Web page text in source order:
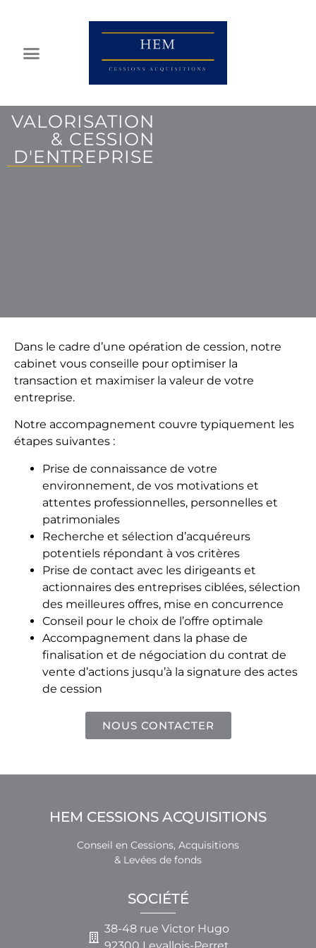
VALORISATION
& CESSION
D'ENTREPRISE
Dans le cadre d’une opération de cession, notre
cabinet vous conseille pour optimiser la
transaction et maximiser la valeur de votre
entreprise.
Notre accompagnement couvre typiquement les
étapes suivantes :
Prise de connaissance de votre
environnement, de vos motivations et
attentes professionnelles, personnelles et
patrimoniales
Recherche et sélection d’acquéreurs
potentiels répondant à vos critères
Prise de contact avec les dirigeants et
actionnaires des entreprises ciblées, sélection
des meilleures offres, mise en concurrence
Conseil pour le choix de l’offre optimale
Accompagnement dans la phase de
finalisation et de négociation du contrat de
vente d’actions jusqu’à la signature des actes
de cession
NOUS CONTACTER
HEM CESSIONS ACQUISITIONS
Conseil en Cessions, Acquisitions
& Levées de fonds
SOCIÉTÉ
38-48 rue Victor Hugo